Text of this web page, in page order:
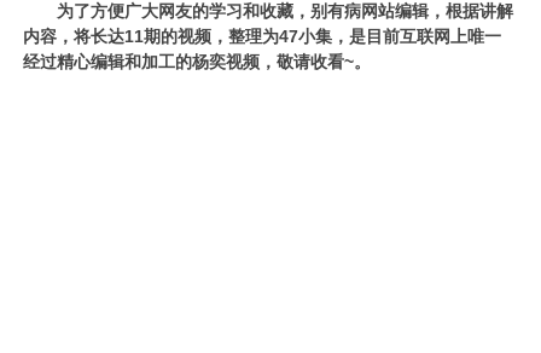
为了方便广大网友的学习和收藏，别有病网站编辑，根据讲解
内容，将长达11期的视频，整理为47小集，是目前互联网上唯一
经过精心编辑和加工的杨奕视频，敬请收看~。